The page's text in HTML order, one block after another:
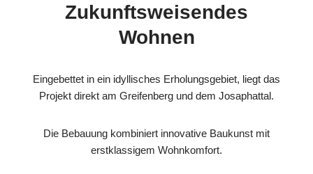
Zukunftsweisendes
Wohnen
Eingebettet in ein idyllisches Erholungsgebiet, liegt das
Projekt direkt am Greifenberg und dem Josaphattal.
Die Bebauung kombiniert innovative Baukunst mit
erstklassigem Wohnkomfort.